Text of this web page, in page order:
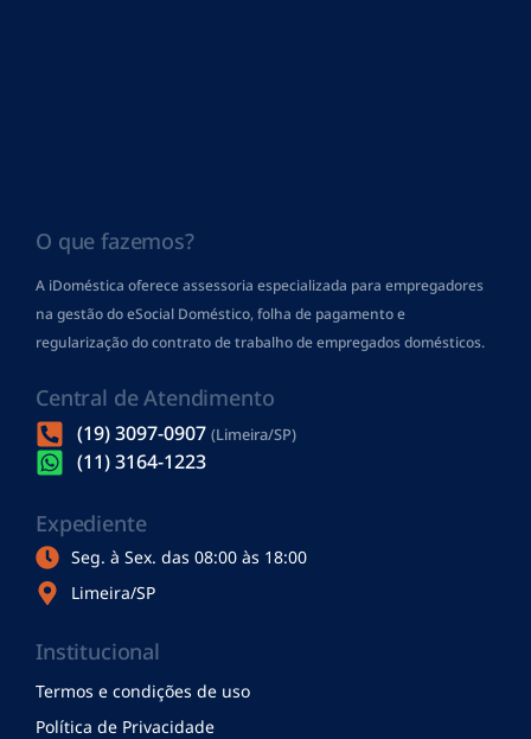
O que fazemos?
A iDoméstica oferece assessoria especializada para empregadores
na gestão do eSocial Doméstico, folha de pagamentoe
regularização do contrato de trabalho de empregados domésticos.
Central de Atendimento
(19) 3097-0907 (Limeira/SP)
(11) 3164-1223
Expediente
Seg. à Sex. das 08:00 às 18:00
Limeira/SP
Institucional
Termos e condições de uso
Política de Privacidade